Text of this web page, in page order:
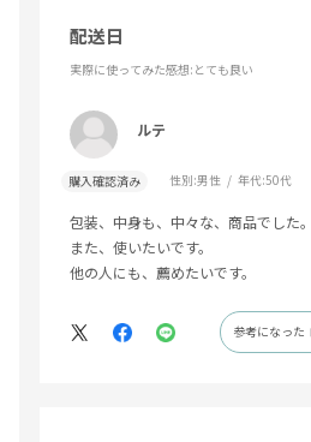
配送日
実際に使ってみた感想:とても良い
ルテ
購入確認済み 性別:男性 年代:50代
包装、中身も、中々な、商品でした。
また、使いたいです。
他の人にも、薦めたいです。
参考になった